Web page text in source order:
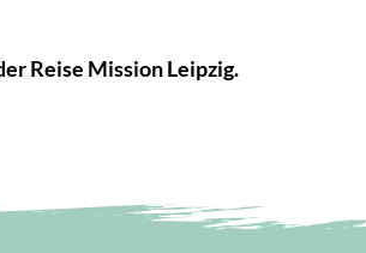
Reise Mission Leipzig.